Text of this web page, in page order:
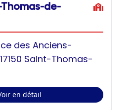
de-
des Anciens-
Saint-Thomas-
en détail